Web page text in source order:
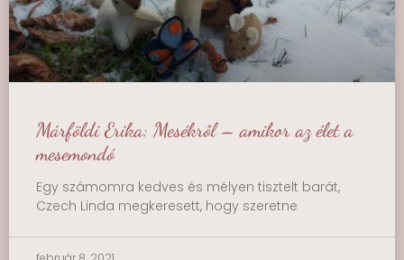
Márföldi Erika: Mesékről – amikor az élet a
mesemondó
Egy számomra kedves és mélyen tisztelt barát,
Czech Linda megkeresett, hogy szeretne